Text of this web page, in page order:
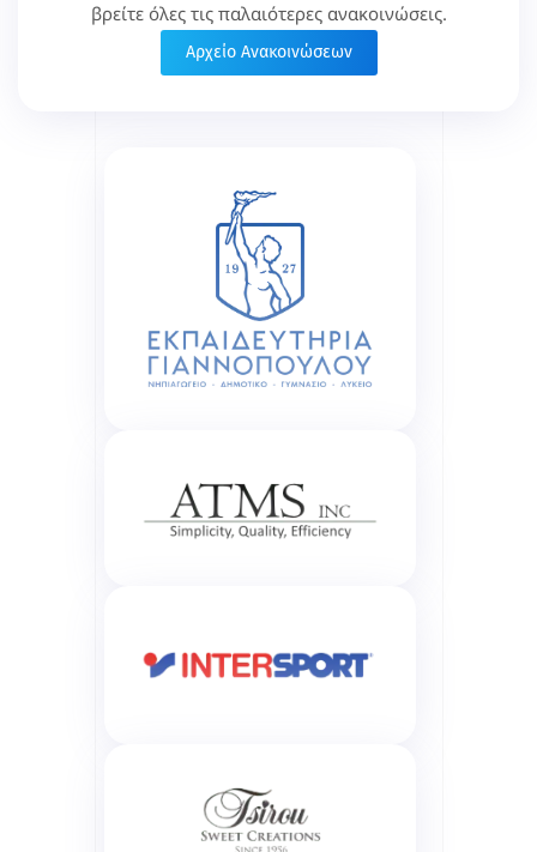
βρείτε όλες τις παλαιότερες ανακοινώσεις.
Αρχείο Ανακοινώσεων